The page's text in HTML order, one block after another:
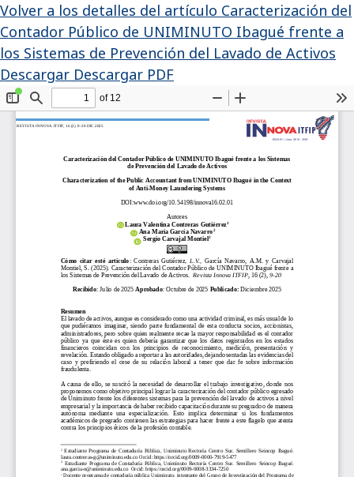
Volver a los detalles del artículo Caracterización del
Contador Público de UNIMINUTO Ibagué frente a
los Sistemas de Prevención del Lavado de Activos
Descargar Descargar PDF